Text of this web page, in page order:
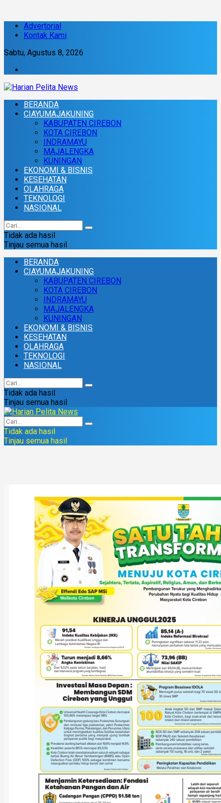
Advertorial
Kontak Kami
Sabtu, Agustus 8, 2026
BERANDA
CIAYUMAJAKUNING
KABUPATEN CIREBON
KOTA CIREBON
INDRAMAYU
MAJALENGKA
KUNINGAN
EKONOMI & BISNIS
KESEHATAN
OLAHRAGA
TEKNOLOGI
NASIONAL
Tidak ada hasil
Tinjau semua hasil
BERANDA
CIAYUMAJAKUNING
KABUPATEN CIREBON
KOTA CIREBON
INDRAMAYU
MAJALENGKA
KUNINGAN
EKONOMI & BISNIS
KESEHATAN
OLAHRAGA
TEKNOLOGI
NASIONAL
Tidak ada hasil
Tinjau semua hasil
Tidak ada hasil
Tinjau semua hasil